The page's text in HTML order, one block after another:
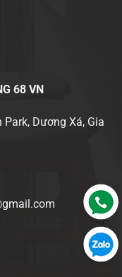
68 VN
Dương Xá, Gia